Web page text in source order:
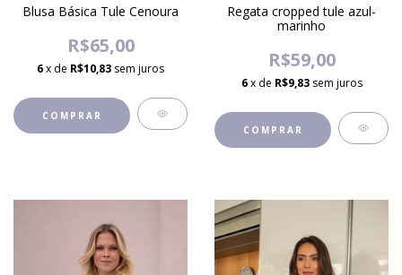
Blusa Básica Tule Cenoura
R$65,00
6x de R$10,83 sem juros
COMPRAR
Regata cropped tule azul-
marinho
R$59,00
6 x de R$9,83 sem juros
COMPRAR